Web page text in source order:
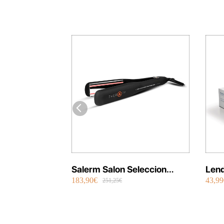
Salerm Salon Seleccion
Plancha Infrarrojos Therapy
183,90€ 251,25€